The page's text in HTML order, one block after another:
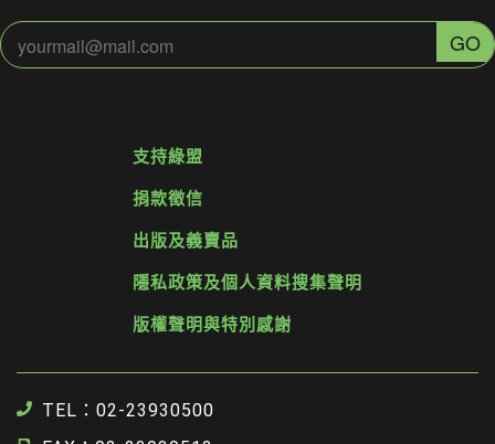
支持綠盟
捐款徵信
出版及義賣品
隱私政策及個人資料搜集聲明
版權聲明與特別感謝
TEL：02-23930500